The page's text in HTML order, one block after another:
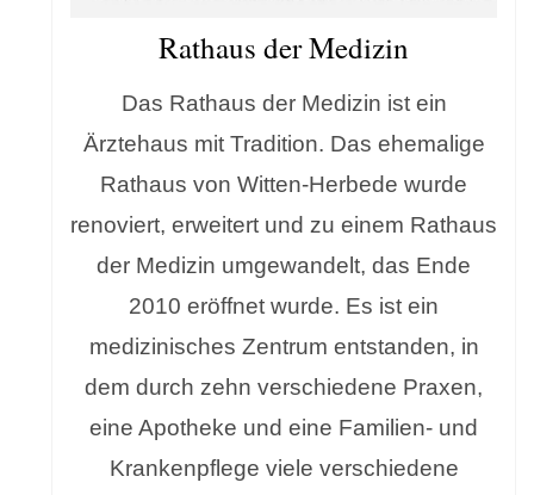
Rathaus der Medizin
Das Rathaus der Medizin ist ein
Ärztehaus mit Tradition. Das ehemalige
Rathaus von Witten-Herbede wurde
renoviert, erweitert und zu einem Rathaus
der Medizin umgewandelt, das Ende
2010 eröffnet wurde. Es ist ein
medizinisches Zentrum entstanden, in
dem durch zehn verschiedene Praxen,
eine Apotheke und eine Familien- und
Krankenpflege viele verschiedene